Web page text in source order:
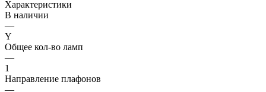
Характеристики
В наличии
—
Y
Общее кол-во ламп
—
1
Направление плафонов
—